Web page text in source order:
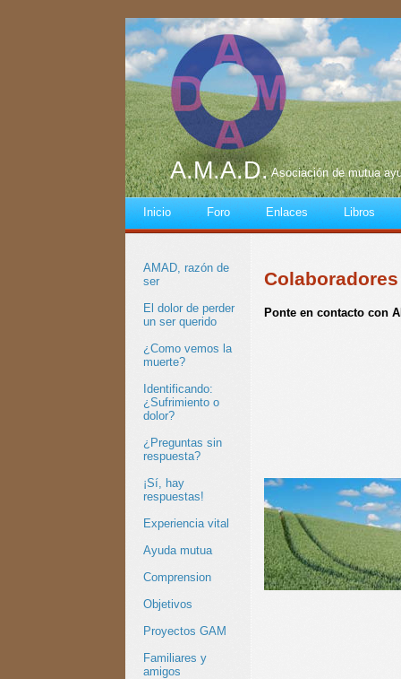
A.M.A.D. Asociación de mutua
Inicio Foro Enlaces Libros
Ponte en contacto con
AMAD, razón de
ser
El dolor de perder
un ser querido
¿Como vemos la
muerte?
Identificando:
¿Sufrimiento o
dolor?
¿Preguntas sin
respuesta?
¡Sí, hay
respuestas!
Experiencia vital
Ayuda mutua
Comprension
Objetivos
Proyectos GAM
Familiares y
amigos